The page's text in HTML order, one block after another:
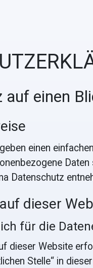
auf einen
einen
Datenschutz
dieser
für die
dieser Website
Stelle“ in